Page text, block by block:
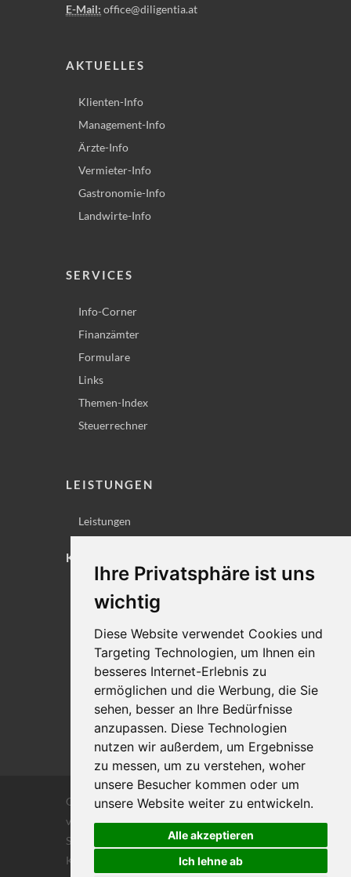
Ihre Privatsphäre ist uns
wichtig
Diese Website verwendet Cookies und
Targeting Technologien, um Ihnen ein
besseres Internet-Erlebnis zu
ermöglichen und die Werbung, die Sie
sehen, besser an Ihre Bedürfnisse
anzupassen. Diese Technologien
nutzen wir außerdem, um Ergebnisse
zu messen, um zu verstehen, woher
unsere Besucher kommen oder um
unsere Website weiter zu entwickeln.
Alle akzeptieren
Ich lehne ab
E-Mail: office@diligentia.at
AKTUELLES
Klienten-Info
Management-Info
Ärzte-Info
Vermieter-Info
Gastronomie-Info
Landwirte-Info
SERVICES
Info-Corner
Finanzämter
Formulare
Links
Themen-Index
Steuerrechner
LEISTUNGEN
Leistungen
KONTAKT
Lageplan
Datenschutz
Cookie-Einstellungen
Copyrights © 2026 Alle Rechte vorbehalten
von DILIGENTIA Wirtschaftsprüfung- und
Steuerberatungsgesellschaft m.b. H. und Co
KG